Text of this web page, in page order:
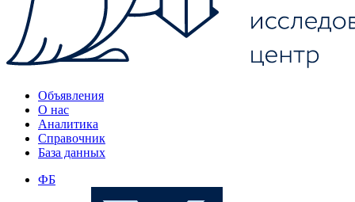
Объявления
О нас
Аналитика
Справочник
База данных
ФБ